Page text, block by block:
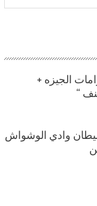
الجيزه +
“
وادي الوشواش